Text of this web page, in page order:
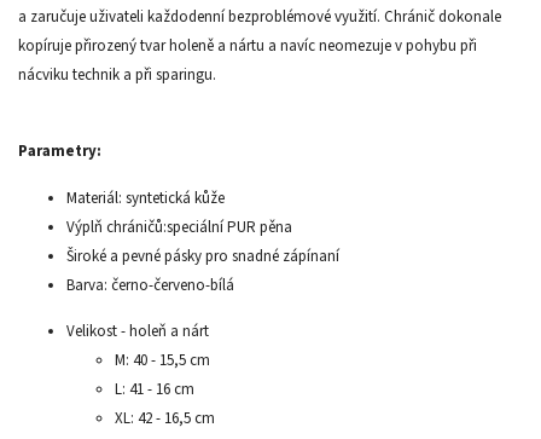
a zaručuje uživateli každodenní bezproblémové využití. Chránič dokonale
kopíruje přirozený tvar holeně a nártu a navíc neomezuje v pohybu při
nácviku technik a při sparingu.
Parametry:
Materiál: syntetická kůže
Výplň chráničů:speciální PUR pěna
Široké a pevné pásky pro snadné zápínaní
Barva: černo-červeno-bílá
Velikost - holeň a nárt
M: 40 - 15,5 cm
L: 41 - 16 cm
XL: 42 - 16,5 cm